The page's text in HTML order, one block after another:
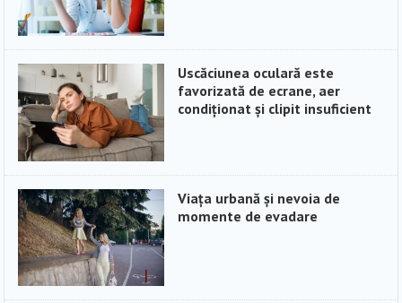
Uscăciunea oculară este
favorizată de ecrane, aer
condiționat și clipit insuficient
Viața urbană și nevoia de
momente de evadare